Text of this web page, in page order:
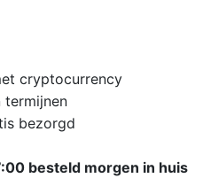
cryptocurrency
termijnen
bezorgd
besteld morgen in huis